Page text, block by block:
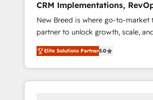
deployment of Breeze AI and
to automate growth. 🏆 Elite Excellence - 8
platform accreditations and deep
compliance expertise. - A team of 250+
experts dedicated to your resilient
CRM Implementations,
+ Web, Demand Gen
New Breed is where go-to-market
partner to unlock growth, scale,
transformation. We help
HubSpot’s AI-powered customer
and operationalize HubSpot’s
Marketing framework through
Elite Solutions Partner5.0